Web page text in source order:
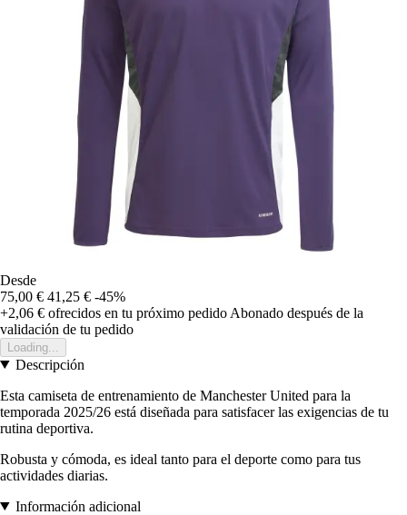
Desde
75,00 € 41,25 € -45%
+2,06 € ofrecidos en tu próximo pedido Abonado después de la
validación de tu pedido
Loading...
Descripción
Esta camiseta de entrenamiento de Manchester United para la
temporada 2025/26 está diseñada para satisfacer las exigencias de tu
rutina deportiva.
Robusta y cómoda, es ideal tanto para el deporte como para tus
actividades diarias.
Información adicional